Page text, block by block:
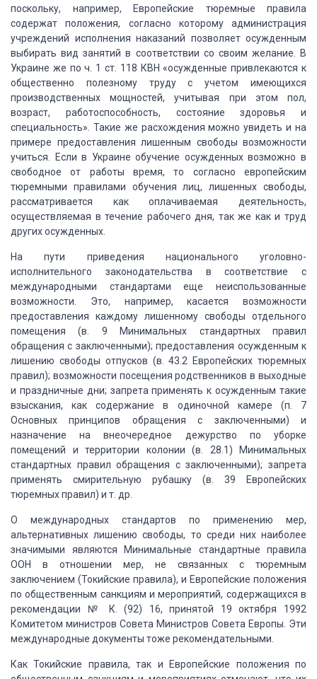
поскольку, например, Европейские тюремные правила
содержат положения, согласно которому администрация
учреждений исполнения наказаний позволяет осужденным
выбирать вид занятий в соответствии со своим желание. В
Украине же по ч. 1 ст. 118 КВН «осужденные привлекаются к
общественно полезному трудус учетом имеющихся
производственных мощностей, учитывая при этом пол,
возраст, работоспособность, состояние здоровья и
специальность». Такие же расхождения можно увидеть и на
примере предоставления лишенным свободы возможности
учиться. Если в Украине обучение осужденных возможно в
свободное от работы время, то согласно европейским
тюремными правилами обучения лиц, лишенных свободы,
рассматривается как оплачиваемая деятельность,
осуществляемая в течение рабочего дня, так же как и труд
других осужденных.
На пути приведения национального уголовно-
исполнительного законодательства в соответствие с
международными стандартами еще неиспользованные
возможности. Это, например, касается возможности
предоставления каждому лишенному свободы отдельного
помещения (в. 9 Минимальных стандартных правил
обращения с заключенными); предоставления осужденным к
лишению свободы отпусков (в. 43.2 Европейских тюремных
правил); возможности посещения родственников в выходные
и праздничные дни; запрета применять к осужденным такие
взыскания, как содержание в одиночной камере (п. 7
Основных принципов обращения с заключенными) и
назначение на внеочередное дежурство по уборке
помещений и территории колонии (в. 28.1) Минимальных
стандартных правил обращения с заключенными); запрета
применять смирительную рубашку (в. 39 Европейских
тюремных правил) и т. др.
О международных стандартов по применению мер,
альтернативных лишению свободы, то среди них наиболее
значимыми являются Минимальные стандартные правила
ООН в отношении мер, не связанных с тюремным
заключением (Токийские правила), и Европейские положения
по общественным санкциям и мероприятий, содержащихся в
рекомендации № К. (92) 16, принятой 19 октября 1992
Комитетом министров Совета Министров Совета Европы. Эти
международные документы тоже рекомендательными.
Как Токийские правила, так и Европейские положения по